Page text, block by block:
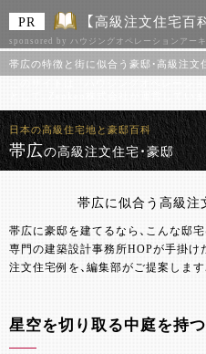
【高級注文住宅百
sponsored by ハウジングオペレーションアー
帯広の特徴と街に似合う豪邸・高級注文
日本の高級住宅地と豪邸百科
帯広の高級注文住宅・豪邸
帯広に似合う高級注
帯広に豪邸を建てるなら、こんな邸
専門の建築設計事務所HOPが手掛け
注文住宅例を、編集部がご提案します
星空を切り取る中庭を持つ